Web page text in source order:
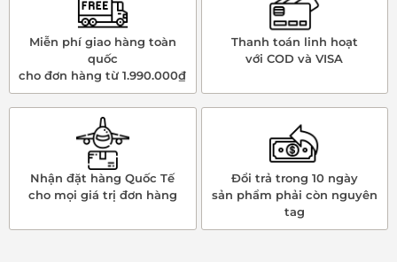
Miễn phí giao hàng toàn
quốc
cho đơn hàng từ 1.990.000₫
Thanh toán linh hoạt
với COD và VISA
Nhận đặt hàng Quốc Tế
cho mọi giá trị đơn hàng
Đổi trả trong 10 ngày
sản phẩm phải còn nguyên
tag